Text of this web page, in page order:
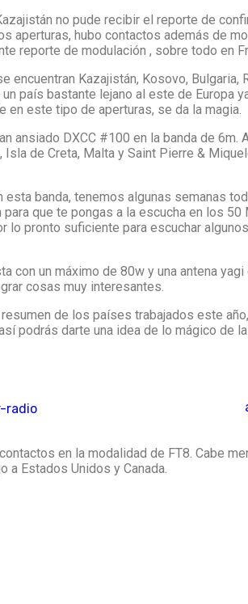
no pude recibir el reporte de
aperturas, hubo contactos además de
reporte de modulación , sobre todo en
Kazajistán, Kosovo, Bulgaria,
país bastante lejano al este de Europa
en este tipo de aperturas, se da la magia.
ansiado DXCC #100 en la banda de 6m.
de Creta, Malta y Saint Pierre &
banda, tenemos algunas semanas
que te pongas a la escucha en los
lo pronto suficiente para escuchar
un máximo de 80w y una antena
cosas muy interesantes.
de los países trabajados este
podrás darte una idea de lo mágico de
en la modalidad de FT8. Cabe
a Estados Unidos y Canada.